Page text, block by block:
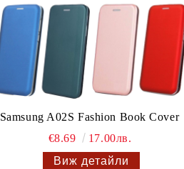
Samsung A02S Fashion Book Cover
€8.69
17.00лв.
Виж детайли